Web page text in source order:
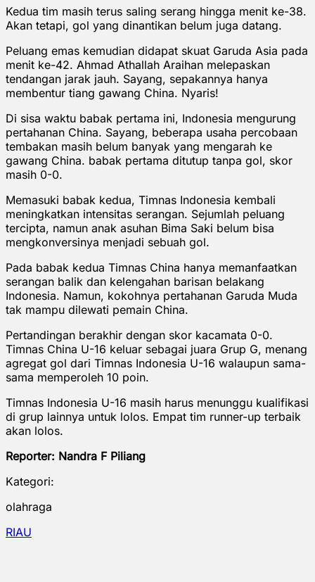
Kedua tim masih terus saling serang hingga menit ke-38.
Akan tetapi, gol yang dinantikan belum juga datang.
Peluang emas kemudian didapat skuat Garuda Asia pada
menit ke-42. Ahmad Athallah Araihan melepaskan
tendangan jarak jauh. Sayang, sepakannya hanya
membentur tiang gawang China. Nyaris!
Di sisa waktu babak pertama ini, Indonesia mengurung
pertahanan China. Sayang, beberapa usaha percobaan
tembakan masih belum banyak yang mengarah ke
gawang China. babak pertama ditutup tanpa gol, skor
masih 0-0.
Memasuki babak kedua, Timnas Indonesia kembali
meningkatkan intensitas serangan. Sejumlah peluang
tercipta, namun anak asuhan Bima Saki belum bisa
mengkonversinya menjadi sebuah gol.
Pada babak kedua Timnas China hanya memanfaatkan
serangan balik dan kelengahan barisan belakang
Indonesia. Namun, kokohnya pertahanan Garuda Muda
tak mampu dilewati pemain China.
Pertandingan berakhir dengan skor kacamata 0-0.
Timnas China U-16 keluar sebagai juara Grup G, menang
agregat gol dari Timnas Indonesia U-16 walaupun sama-
sama memperoleh 10 poin.
Timnas Indonesia U-16 masih harus menunggu kualifikasi
di grup lainnya untuk lolos. Empat tim runner-up terbaik
akan lolos.
Reporter: Nandra F Piliang
Kategori:
olahraga
RIAU